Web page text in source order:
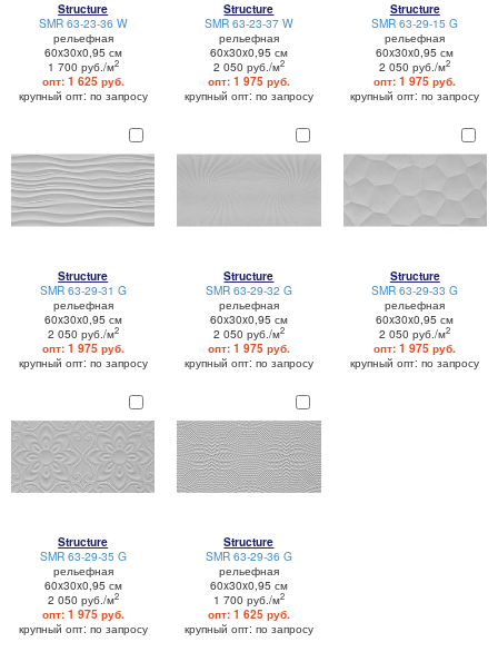
Structure
SMR 63-23-36 W
рельефная
60x30x0,95 см
1 700 руб./м2
опт: 1 625 руб.
крупный опт: по запросу
Structure
SMR 63-23-37 W
рельефная
60x30x0,95 см
2 050 руб./м2
опт: 1 975 руб.
крупный опт: по запросу
Structure
SMR 63-29-15 G
рельефная
60x30x0,95 см
2 050 руб./м2
опт: 1 975 руб.
крупный опт: по запросу
Structure
SMR 63-29-31 G
рельефная
60x30x0,95 см
2 050 руб./м2
опт: 1 975 руб.
крупный опт: по запросу
Structure
SMR 63-29-32 G
рельефная
60x30x0,95 см
2 050 руб./м2
опт: 1 975 руб.
крупный опт: по запросу
Structure
SMR 63-29-33 G
рельефная
60x30x0,95 см
2 050 руб./м2
опт: 1 975 руб.
крупный опт: по запросу
Structure
SMR 63-29-35 G
рельефная
60x30x0,95 см
2 050 руб./м2
опт: 1 975 руб.
крупный опт: по запросу
Structure
SMR 63-29-36 G
рельефная
60x30x0,95 см
1 700 руб./м2
опт: 1 625 руб.
крупный опт: по запросу